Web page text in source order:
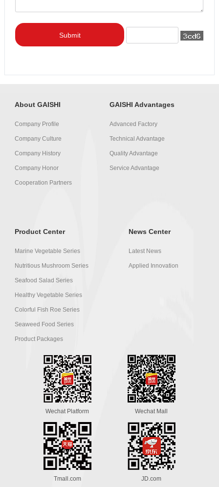
Submit
About GAISHI
Company Profile
Company Culture
Company History
Company Honor
Cooperation Partners
GAISHI Advantages
Advanced Factory
Technical Advantage
Quality Advantage
Service Advantage
Product Center
Marine Vegetable Series
Nutritious Mushroom Series
Seafood Salad Series
Healthy Vegetable Series
Colorful Fish Roe Series
Seaweed Food Series
Product Packages
News Center
Latest News
Applied Innovation
Wechat Platform Wechat Mall
Tmall.com JD.com